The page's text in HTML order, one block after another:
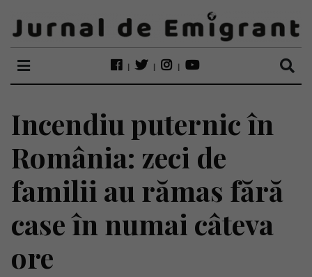
Incendiu puternic în
România: zeci de
familii au rămas fără
case în numai câteva
ore